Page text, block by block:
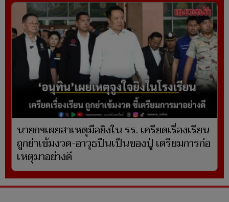
นายกฯเผยสาเหตุมือยิงใน รร. เครียดเรื่องเรียน
ถูกย่าเข้มงวด-อาวุธปืนเป็นของปู่ เตรียมการก่อ
เหตุมาอย่างดี